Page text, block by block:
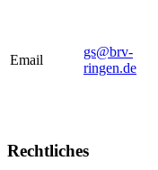
Email
gs@brv-
ringen.de
Rechtliches